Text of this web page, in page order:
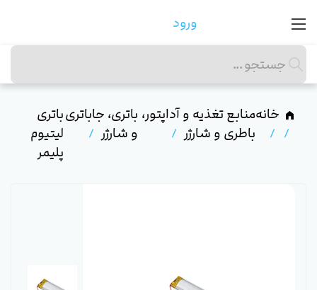
ورود
خانهمنابع تغذیه و آداپتور،
باطری و شارژر
باتری، جاباتری
و شارژر
باتری
لیتیوم
پلیمر